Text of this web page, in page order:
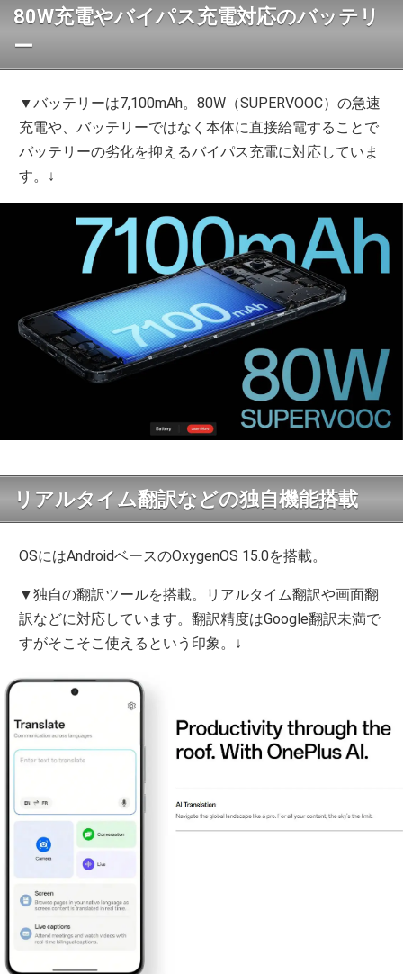
80W充電やバイパス充電対応のバッテリ
ー
▼バッテリーは7,100mAh。80W（SUPERVOOC）の急速
充電や、バッテリーではなく本体に直接給電することで
バッテリーの劣化を抑えるバイパス充電に対応していま
す。↓
リアルタイム翻訳などの独自機能搭載
OSにはAndroidベースのOxygenOS 15.0を搭載。
▼独自の翻訳ツールを搭載。リアルタイム翻訳や画面翻
訳などに対応しています。翻訳精度はGoogle翻訳未満で
すがそこそこ使えるという印象。↓